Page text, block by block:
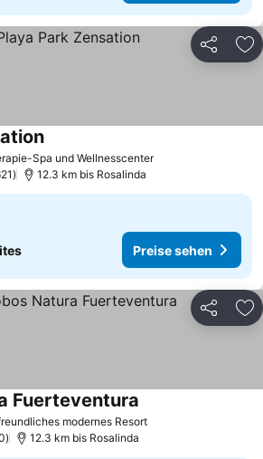
Teilen
Spa und Wellnesscenter
12.3 km bis Rosalinda
Preise sehen
Teilen
modernes Resort
Fuerteventura
12.3 km bis Rosalinda